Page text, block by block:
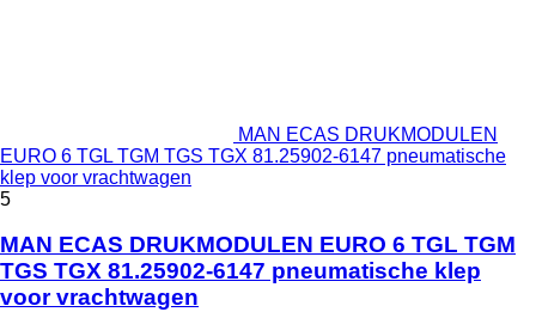
MAN ECAS DRUKMODULEN
EURO 6 TGL TGM TGS TGX 81.25902-6147 pneumatische
klep voor vrachtwagen
5
MAN ECAS DRUKMODULEN EURO 6 TGL TGM
TGS TGX 81.25902-6147 pneumatische klep
voor vrachtwagen